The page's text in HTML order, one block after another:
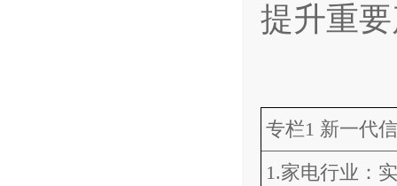
提升重
专栏1 新一代
1.家电行业：